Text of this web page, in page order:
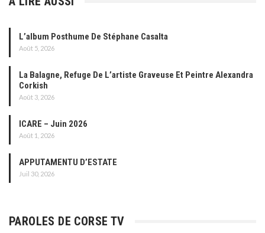
L’album Posthume De Stéphane Casalta
Août 5, 2026
La Balagne, Refuge De L’artiste Graveuse Et Peintre Alexandra
Corkish
Août 3, 2026
ICARE – Juin 2026
Août 1, 2026
APPUTAMENTU D’ESTATE
Juil 30, 2026
PAROLES DE CORSE TV